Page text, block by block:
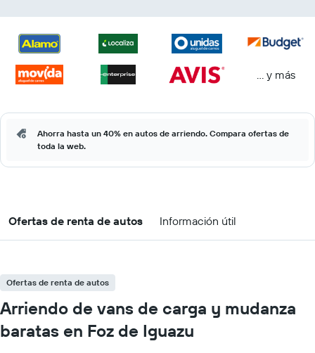
… y más
Ahorra hasta un 40% en autos de arriendo. Compara ofertas de
toda la web.
Ofertas de renta de autos Información útil
Ofertas de renta de autos
Arriendo de vans de carga y mudanza
baratas en Foz de Iguazu